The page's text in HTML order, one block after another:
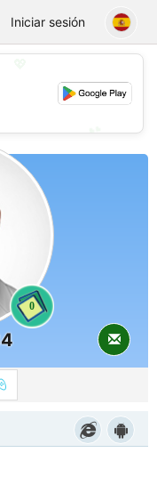
Iniciar sesión
0